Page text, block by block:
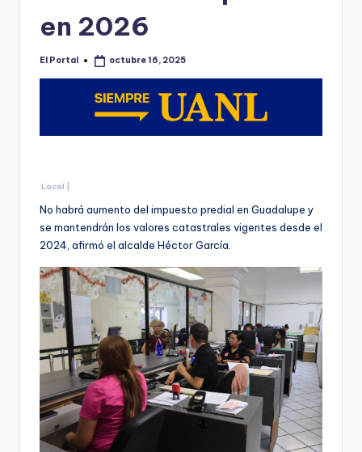
en 2026
Publicado
El Portal octubre 16, 2025
Local |
No habrá aumento del impuesto predial en Guadalupe y
se mantendrán los valores catastrales vigentes desde el
2024, afirmó el alcalde Héctor García.